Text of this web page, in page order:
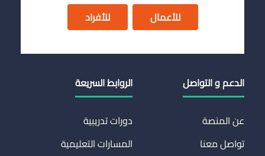
للأعمال للأفراد
الدعم و التواصل
عن المنصة
تواصل معنا
الروابط السريعة
دورات تدريبية
المسارات التعليمية